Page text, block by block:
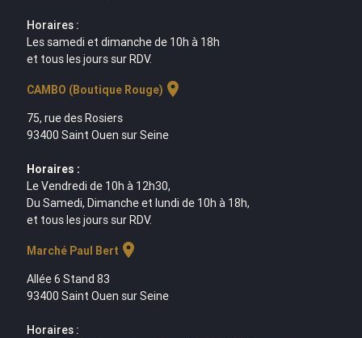
Horaires :
Les samedi et dimanche de 10h à 18h
et tous les jours sur RDV.
CAMBO (Boutique Rouge) location_on
75, rue des Rosiers
93400 Saint Ouen sur Seine
Horaires :
Le Vendredi de 10h à 12h30,
Du Samedi, Dimanche et lundi de 10h à 18h,
et tous les jours sur RDV.
Marché Paul Bert location_on
Allée 6 Stand 83
93400 Saint Ouen sur Seine
Horaires :